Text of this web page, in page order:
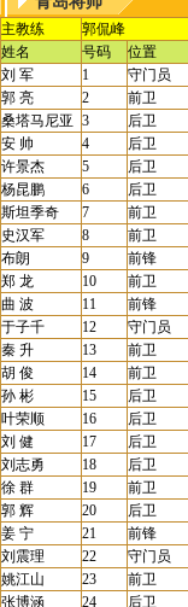
主教练
郭侃峰
姓名
号码
位置
刘 军
1
守门员
郭 亮
2
前卫
桑塔马尼亚 3
后卫
安 帅
4
后卫
许景杰
5
后卫
杨昆鹏
6
后卫
斯坦季奇
7
前卫
史汉军
8
前卫
布朗
9
前锋
郑 龙
10
前卫
曲 波
11
前锋
于子千
12
守门员
秦 升
13
前卫
胡 俊
14
前卫
孙 彬
15
后卫
叶荣顺
16
后卫
刘 健
17
后卫
刘志勇
18
后卫
徐 群
19
前卫
郭 辉
20
后卫
姜 宁
21
前锋
刘震理
22
守门员
姚江山
23
前卫
张博涵
24 后卫